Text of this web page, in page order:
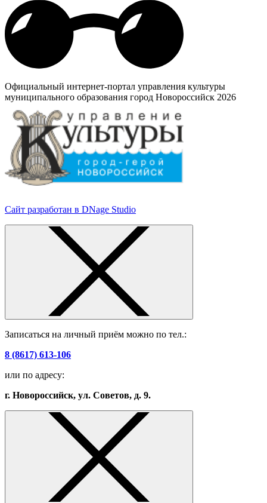
Официальный интернет-портал управления культуры
муниципального образования город Новороссийск 2026
Сайт разработан в DNage Studio
Записаться на личный приём можно по тел.:
8 (8617) 613-106
или по адресу:
г. Новороссийск, ул. Советов, д. 9.